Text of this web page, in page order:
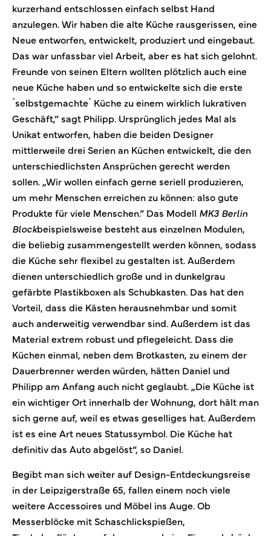
kurzerhand entschlossen einfach selbst Hand
anzulegen. Wir haben die alte Küche rausgerissen, eine
Neue entworfen, entwickelt, produziert und eingebaut.
Das war unfassbar viel Arbeit, aber es hat sich gelohnt.
Freunde von seinen Eltern wollten plötzlich auch eine
neue Küche haben und so entwickelte sich die erste
`selbstgemachte´ Küche zu einem wirklich lukrativen
Geschäft,“ sagt Philipp. Ursprünglich jedes Mal als
Unikat entworfen, haben die beiden Designer
mittlerweile drei Serien an Küchen entwickelt, die den
unterschiedlichsten Ansprüchen gerecht werden
sollen. „Wir wollen einfach gerne seriell produzieren,
um mehr Menschen erreichen zu können: also gute
Produkte für viele Menschen.“ Das Modell MK3 Berlin
Blockbeispielsweise besteht aus einzelnen Modulen,
die beliebig zusammengestellt werden können, sodass
die Küche sehr flexibel zu gestalten ist. Außerdem
dienen unterschiedlich große und in dunkelgrau
gefärbte Plastikboxen als Schubkasten. Das hat den
Vorteil, dass die Kästen herausnehmbar und somit
auch anderweitig verwendbar sind. Außerdem ist das
Material extrem robust und pflegeleicht. Dass die
Küchen einmal, neben dem Brotkasten, zu einem der
Dauerbrenner werden würden, hätten Daniel und
Philipp am Anfang auch nicht geglaubt. „Die Küche ist
ein wichtiger Ort innerhalb der Wohnung, dort hält man
sich gerne auf, weil es etwas geselliges hat. Außerdem
ist es eine Art neues Statussymbol. Die Küche hat
definitiv das Auto abgelöst“, so Daniel.
Begibt man sich weiter auf Design-Entdeckungsreise
in der Leipzigerstraße 65, fallen einem noch viele
weitere Accessoires und Möbel ins Auge. Ob
Messerblöcke mit Schaschlickspießen,